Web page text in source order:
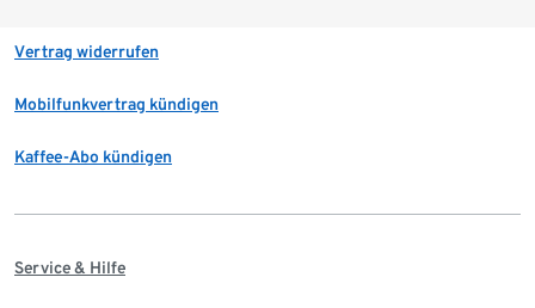
Vertrag widerrufen
Mobilfunkvertrag kündigen
Kaffee-Abo kündigen
Service & Hilfe